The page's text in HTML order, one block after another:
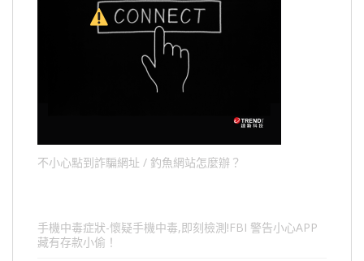
不小心點到詐騙網址 / 釣魚網站怎麼辦？
手機中毒症狀-懷疑手機中毒,即刻檢測!FBI 警告小心APP
藏有存款小偷！